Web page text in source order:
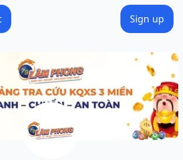
Sign up